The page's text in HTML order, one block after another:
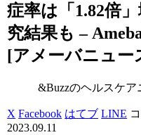
症率は「1.82倍
究結果も –
[アメーバニュー
&Buzzのヘルスケア
X Facebook はてブ LINE
2023.09.11